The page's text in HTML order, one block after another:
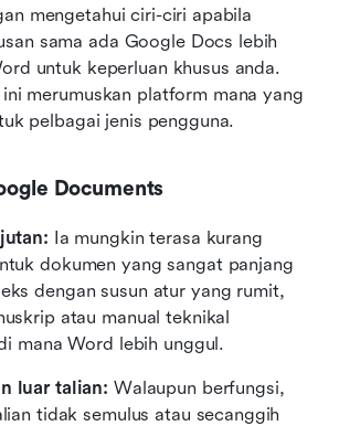
mengetahui ciri-ciri apabila
sama ada Google Docs lebih
untuk keperluan khusus anda.
merumuskan platform mana yang
pelbagai jenis pengguna.
Documents
Ia mungkin terasa kurang
dokumen yang sangat panjang
dengan susun atur yang rumit,
atau manual teknikal
mana Word lebih unggul.
luar talian: Walaupun berfungsi,
tidak semulus atau secanggih